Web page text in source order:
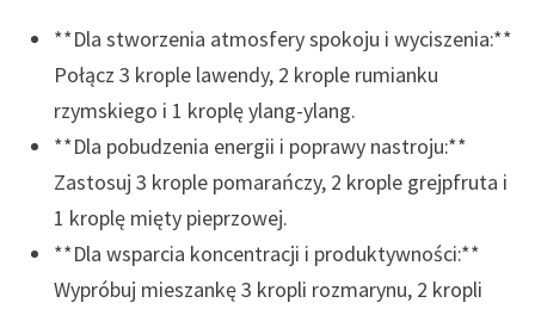
**Dla stworzenia atmosfery spokoju i wyciszenia:**
Połącz 3 krople lawendy, 2 krople rumianku
rzymskiego i 1 kroplę ylang-ylang.
**Dla pobudzenia energii i poprawy nastroju:**
Zastosuj 3 krople pomarańczy, 2 krople grejpfruta i
1 kroplę mięty pieprzowej.
**Dla wsparcia koncentracji i produktywności:**
Wypróbuj mieszankę 3 kropli rozmarynu, 2 kropli